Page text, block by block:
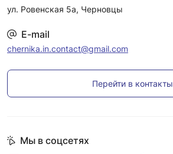
ул. Ровенская 5а, Черновцы
E-mail
chernika.in.contact@gmail.com
Перейти в контакты
Мы в соцсетях